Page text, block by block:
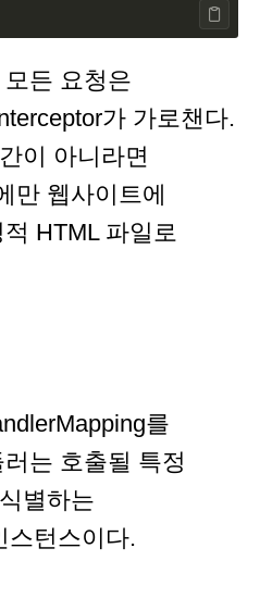
든 요청은
가 가로챈다.
이 아니라면
만 웹사이트에
HTML 파일로
를
는 호출될 특정
별하는
스턴스이다.